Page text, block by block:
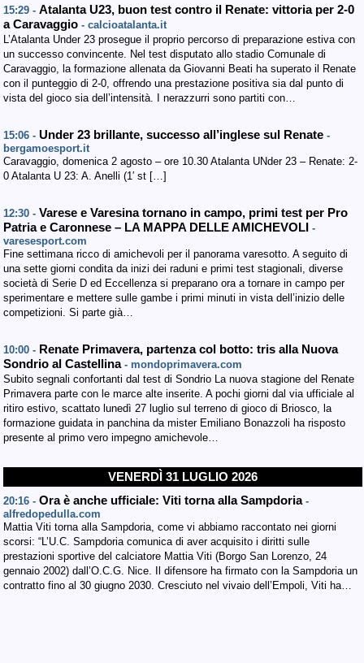
15:29 - Atalanta U23, buon test contro il Renate: vittoria per 2-0
a Caravaggio - calcioatalanta.it
L’Atalanta Under 23 prosegue il proprio percorso di preparazione estiva con
un successo convincente. Nel test disputato allo stadio Comunale di
Caravaggio, la formazione allenata da Giovanni Beati ha superato il Renate
con il punteggio di 2-0, offrendo una prestazione positiva sia dal punto di
vista del gioco sia dell’intensità. I nerazzurri sono partiti con…
15:06 - Under 23 brillante, successo all’inglese sul Renate -
bergamoesport.it
Caravaggio, domenica 2 agosto – ore 10.30 Atalanta UNder 23 – Renate: 2-
0 Atalanta U 23: A. Anelli (1′ st […]
12:30 - Varese e Varesina tornano in campo, primi test per Pro
Patria e Caronnese – LA MAPPA DELLE AMICHEVOLI -
varesesport.com
Fine settimana ricco di amichevoli per il panorama varesotto. A seguito di
una sette giorni condita da inizi dei raduni e primi test stagionali, diverse
società di Serie D ed Eccellenza si preparano ora a tornare in campo per
sperimentare e mettere sulle gambe i primi minuti in vista dell’inizio delle
competizioni. Si parte già…
10:00 - Renate Primavera, partenza col botto: tris alla Nuova
Sondrio al Castellina - mondoprimavera.com
Subito segnali confortanti dal test di Sondrio La nuova stagione del Renate
Primavera parte con le marce alte inserite. A pochi giorni dal via ufficiale al
ritiro estivo, scattato lunedì 27 luglio sul terreno di gioco di Briosco, la
formazione guidata in panchina da mister Emiliano Bonazzoli ha risposto
presente al primo vero impegno amichevole…
VENERDÌ 31 LUGLIO 2026
20:16 - Ora è anche ufficiale: Viti torna alla Sampdoria -
alfredopedulla.com
Mattia Viti torna alla Sampdoria, come vi abbiamo raccontato nei giorni
scorsi: “L’U.C. Sampdoria comunica di aver acquisito i diritti sulle
prestazioni sportive del calciatore Mattia Viti (Borgo San Lorenzo, 24
gennaio 2002) dall’O.C.G. Nice. Il difensore ha firmato con la Sampdoria un
contratto fino al 30 giugno 2030. Cresciuto nel vivaio dell’Empoli, Viti ha…